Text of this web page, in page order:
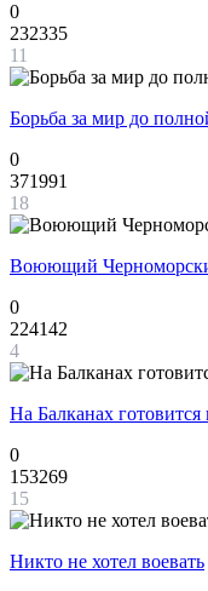
0
232335
11
Борьба за мир до
0
371991
18
Воюющий
0
224142
4
На Балканах
0
153269
15
Никто не хотел воевать